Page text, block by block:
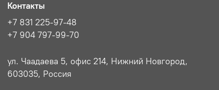
Контакты
+7 831 225-97-48
+7 904 797-99-70
ул. Чаадаева 5, офис 214, Нижний Новгород,
603035, Россия